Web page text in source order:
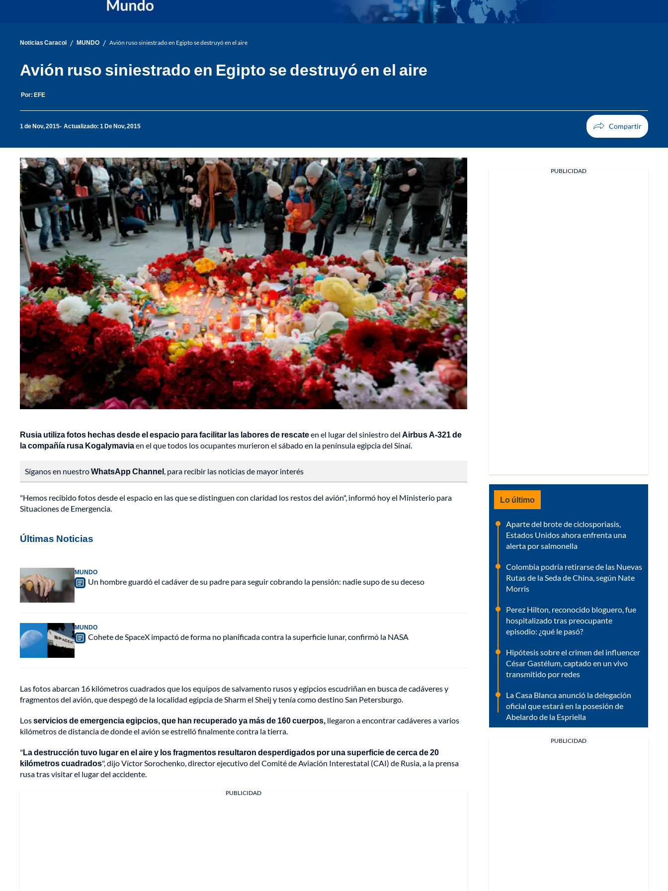
Noticias Caracol / MUNDO / Avión ruso siniestrado en Egipto se destruyó en el aire
Avión ruso siniestrado en Egipto se destruyó en el aire
Por: EFE
1 de Nov, 2015 Actualizado: 1 De Nov, 2015
Rusia utiliza fotos hechas desde el espacio para facilitar las labores de rescateen el lugar del siniestro del Airbus A-321 de
la compañía rusa Kogalymaviaen el que todos los ocupantes murieron el sábado en la península egipcia del Sinaí.
Síganos en nuestroWhatsApp Channel, para recibir las noticias de mayor interés
"Hemos recibido fotos desde el espacio en las que se distinguen con claridad los restos del avión", informó hoy el Ministerio para
Situaciones de Emergencia.
Últimas Noticias
MUNDO
Un hombre guardó el cadáver de su padre para seguir cobrando la pensión: nadie supo de su deceso
MUNDO
Cohete de SpaceX impactó de forma no planificada contra la superficie lunar, confirmó la NASA
Las fotos abarcan 16 kilómetros cuadrados que los equipos de salvamento rusos y egipcios escudriñan en busca de cadáveres y
fragmentos del avión, que despegó de la localidad egipcia de Sharm el Sheij y tenía como destino San Petersburgo.
Losservicios de emergencia egipcios, que han recuperado ya más de 160 cuerpos, llegaron a encontrar cadáveres a varios
kilómetros de distancia de donde el avión se estrelló finalmente contra la tierra.
"La destrucción tuvo lugar en el aire y los fragmentos resultaron desperdigados por una superficie de cerca de 20
kilómetros cuadrados", dijo Víctor Sorochenko, director ejecutivo del Comité de Aviación Interestatal (CAI) de Rusia, a la prensa
rusa tras visitar el lugar del accidente.
PUBLICIDAD
PUBLICIDAD
Lo último
Aparte del brote de ciclosporiasis,
Estados Unidos ahora enfrenta una
alerta por salmonella
Colombia podría retirarse de las Nuevas
Rutas de la Seda de China, según Nate
Morris
Perez Hilton, reconocido bloguero, fue
hospitalizado tras preocupante
episodio: ¿qué le pasó?
Hipótesis sobre el crimen del influencer
César Gastélum, captado en un vivo
transmitido por redes
La Casa Blanca anunció la delegación
oficial que estará en la posesión de
Abelardo de la Espriella
PUBLICIDAD